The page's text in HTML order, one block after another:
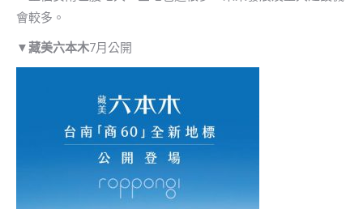
會較多。
▼藏美六本木7月公開